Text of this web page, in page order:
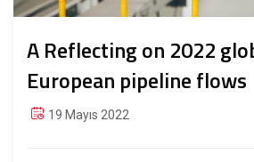
A Reflecting on 2022
European pipeline flows
19 Mayıs 2022